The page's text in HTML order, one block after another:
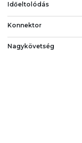
Időeltolódás
Konnektor
Nagykövetség